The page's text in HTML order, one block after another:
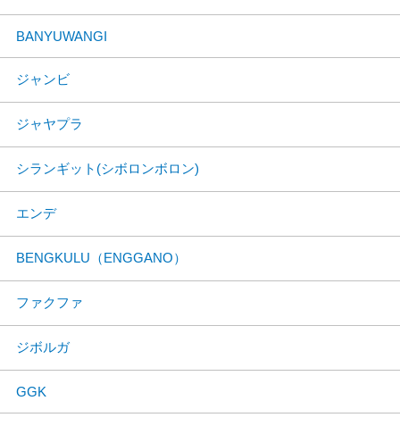
BANYUWANGI
ジャンビ
ジャヤプラ
シランギット(シボロンボロン)
エンデ
BENGKULU（ENGGANO）
ファクファ
ジボルガ
GGK